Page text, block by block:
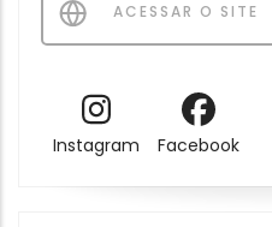
ACESSAR O SITE
Instagram Facebook